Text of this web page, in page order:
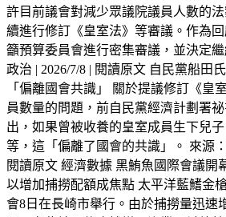
許目前議會對減少眾議院議員人數的
續進行修訂《皇室法》等審議。作為
籲預算委員會進行密集審議，並決定
政治 | 2026/7/8 | 閱讀原文 自民黨船田
「偏離國會共識」 關於提議修訂《皇
員數量的問題，前自民黨經濟計劃署
出，如果曾被收養的皇室成員生下兒
等，這「偏離了國會的共識」。 來源
閱讀原文 經濟數據 黑鮪魚國際會議開
以增加捕撈配額成焦點 太平洋藍鰭金
會8日在長崎市舉行。由於捕撈量迅速